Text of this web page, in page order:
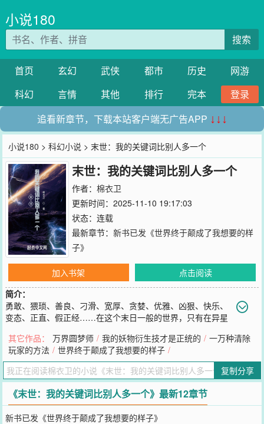
小说180
搜索
首页 玄幻 武侠 都市 历史
网游
科幻
言情 其他 排行 完本
登录
追看新章节，下载本站客户端无广告APP ↓↓↓
小说180 >科幻小说 > 末世：我的关键词比别人多一个
末世：我的关键词比别人多一个
作者： 棉衣卫
更新时间：2025-11-10 19:17:03
状态：连载
最新章节： 新书已发《世界终于颠成了我想要的样
子》
加入书架
点击阅读
简介：
勇敢、猥琐、善良、刁滑、宽厚、贪婪、优雅、凶狠、快乐、
变态、正直、假正经……在这个末日一般的世界，只有在异星
士，都会随机获得一个属于自己的关键词。言行契合关键词，各项属
性便会飞速成长，获得超人一样的能力，反之，人设崩塌，便会迅速
削弱；这是一个拼演技的世界；演技即是吃喝，演技即是荣耀，演技
即是特权，演技即是生命…………已有完结万订作品《万界圆梦
师》，《一万种清除玩家的方法》，完本保证，请放心入坑。
您要是觉得《末世：我的关键词比别人多一个》还不错的话请不要忘
记向您QQ群和微博微信里的朋友推荐哦！
其它作品： 万界圆梦师 / 我的妖物衍生技才是正统的 / 一万种清除
玩家的方法 / 世界终于颠成了我想要的样子 /
复制分享
《末世：我的关键词比别人多一个》最新12章节
新书已发《世界终于颠成了我想要的样子》